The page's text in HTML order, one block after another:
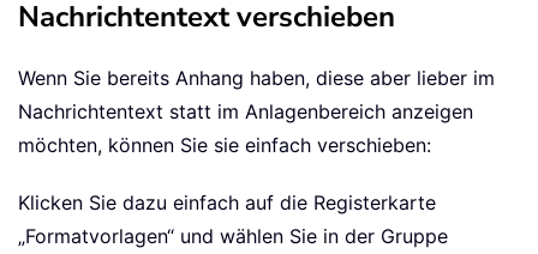
Nachrichtentext verschieben
Wenn Sie bereits Anhang haben, diese aber lieber im
Nachrichtentext statt im Anlagenbereich anzeigen
möchten, können Sie sie einfach verschieben:
Klicken Sie dazu einfach auf die Registerkarte
„Formatvorlagen“ und wählen Sie in der Gruppe